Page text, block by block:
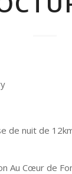
de nuit de
Au Cœur de